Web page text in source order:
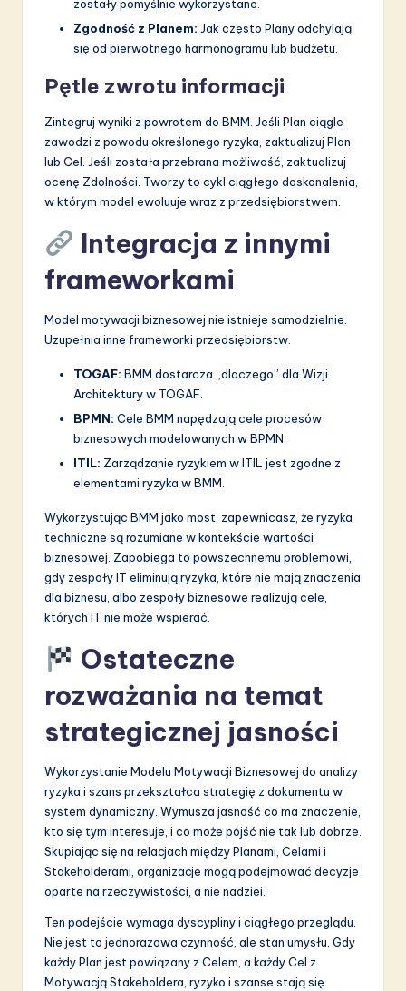
zostały pomyślnie wykorzystane.
Zgodność z Planem: Jak często Plany odchylają
się od pierwotnego harmonogramu lub budżetu.
Pętle zwrotu informacji
Zintegruj wyniki z powrotem do BMM. Jeśli Plan ciągle
zawodzi z powodu określonego ryzyka, zaktualizuj Plan
lub Cel. Jeśli została przebrana możliwość, zaktualizuj
ocenę Zdolności. Tworzy to cykl ciągłego doskonalenia,
w którym model ewoluuje wraz z przedsiębiorstwem.
Integracja z innymi
frameworkami
Model motywacji biznesowej nie istnieje samodzielnie.
Uzupełnia inne frameworki przedsiębiorstw.
TOGAF: BMM dostarcza „dlaczego” dla Wizji
Architektury w TOGAF.
BPMN: Cele BMM napędzają cele procesów
biznesowych modelowanych w BPMN.
ITIL: Zarządzanie ryzykiem w ITIL jest zgodne z
elementami ryzyka w BMM.
Wykorzystując BMM jako most, zapewnicasz, że ryzyka
techniczne są rozumiane w kontekście wartości
biznesowej. Zapobiega to powszechnemu problemowi,
gdy zespoły IT eliminują ryzyka, które nie mają znaczenia
dla biznesu, albo zespoły biznesowe realizują cele,
których IT nie może wspierać.
Ostateczne
rozważania na temat
strategicznej jasności
Wykorzystanie Modelu Motywacji Biznesowej do analizy
ryzyka i szans przekształca strategię z dokumentu w
system dynamiczny. Wymusza jasność co ma znaczenie,
kto się tym interesuje, i co może pójść nie tak lub dobrze.
Skupiając się na relacjach między Planami, Celami i
Stakeholderami, organizacje mogą podejmować decyzje
oparte na rzeczywistości, a nie nadziei.
Ten podejście wymaga dyscypliny i ciągłego przeglądu.
Nie jest to jednorazowa czynność, ale stan umysłu. Gdy
każdy Plan jest powiązany z Celem, a każdy Cel z
Motywacją Stakeholdera, ryzyko i szanse stają się